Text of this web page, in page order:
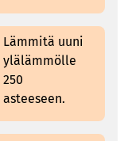
Lämmitä uuni
ylälämmölle
250
asteeseen.